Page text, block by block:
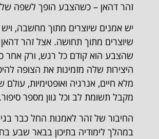
זהר דהאן – כשהצבע הופך לשפה
יש אמנים שיוצרים מתוך מחשבה,
שיוצרים מתוך תחושה. אצל זהר
שהצבע הוא קודם כל רגש, ורק אחר
היצירות שלה מזמינות את הצופה
מלא חיים, אנרגיה ואופטימיות, עולם
מקבל תשומת לב וכל גוון מספר סיפור.
החיבור של זהר לאמנות החל כבר
במהלך לימודיה בתיכון בבאר שבע